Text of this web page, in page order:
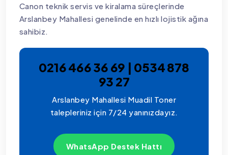
Canon teknik servis ve kiralama süreçlerinde
Arslanbey Mahallesi genelinde en hızlı lojistik ağına
sahibiz.
0216 466 36 69 | 0534 878
93 27
Arslanbey Mahallesi Muadil Toner
talepleriniz için 7/24 yanınızdayız.
WhatsApp Destek Hattı